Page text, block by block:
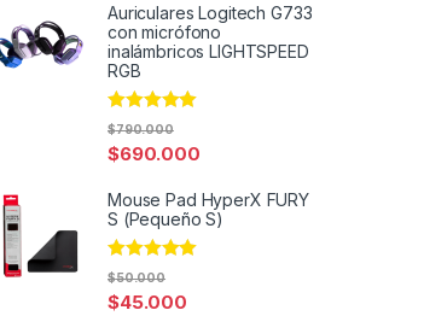
Auriculares Logitech G733
con micrófono
inalámbricos LIGHTSPEED
RGB
Rated4.91
out of 5
$690.000
$790.000
Mouse Pad HyperX FURY
S (Pequeño S)
Rated5.00
$45.000
$50.000